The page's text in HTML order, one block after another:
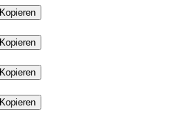
Kopieren
Kopieren
Kopieren
Kopieren